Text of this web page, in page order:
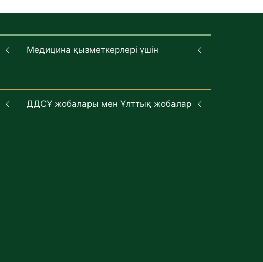
Медицина қызметкерлері үшін
ДДСҰ жобалары мен Ұлттық жобалар